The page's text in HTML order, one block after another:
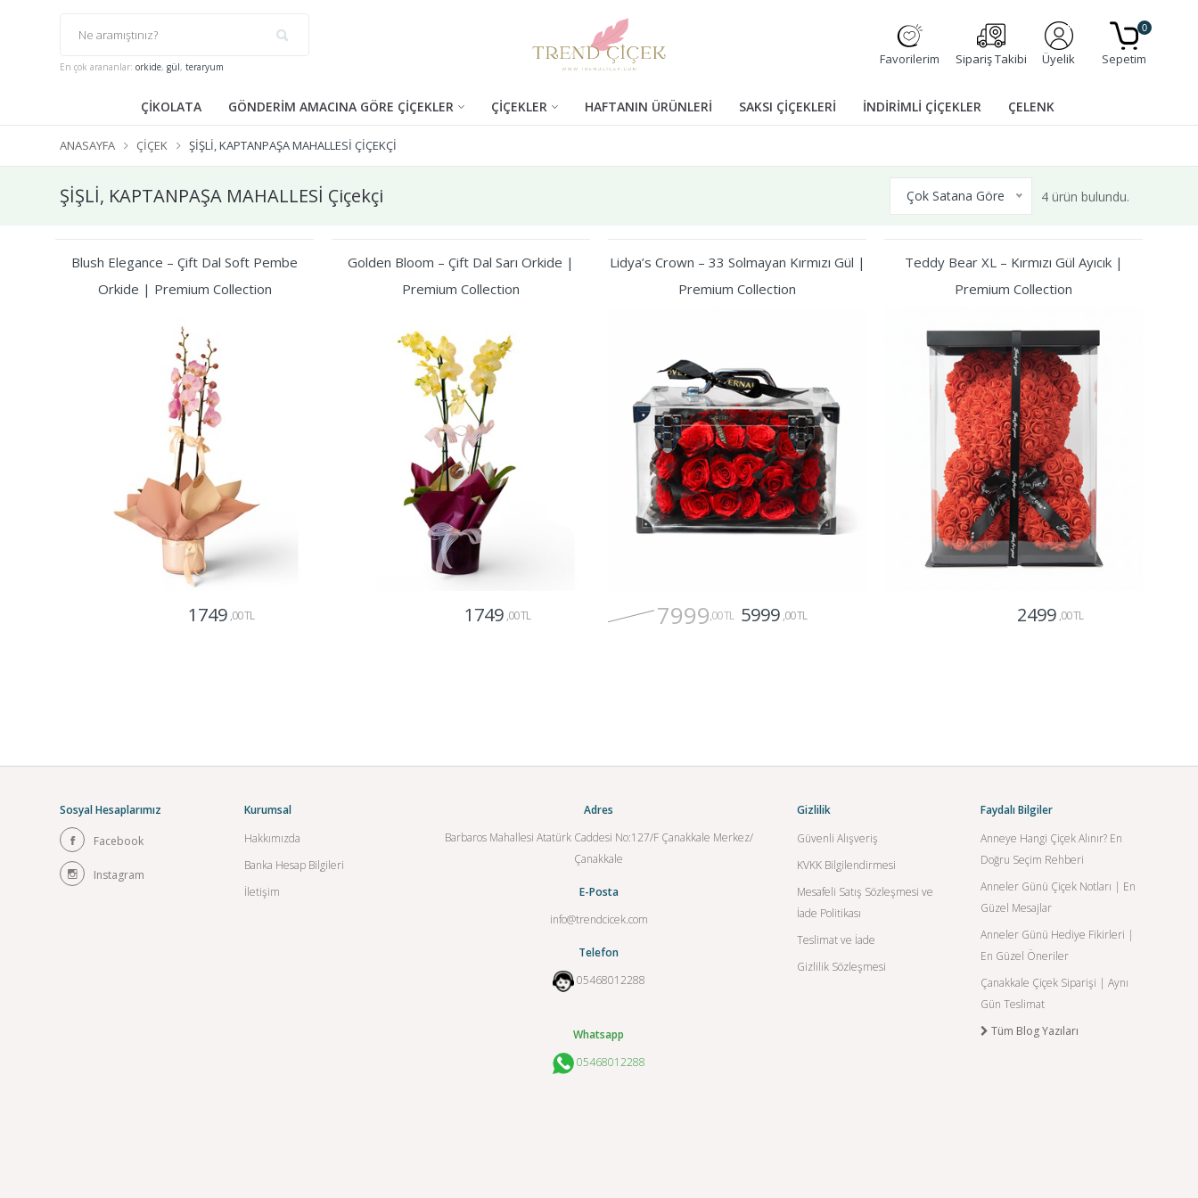
En çok arananlar: orkide, gül, teraryum Favorilerim Sipariş Takibi Üyelik Sepetim
0
ÇİKOLATA GÖNDERİM AMACINA GÖRE ÇİÇEKLER ÇİÇEKLER HAFTANIN ÜRÜNLERİ SAKSI ÇİÇEKLERİ İNDİRİMLİ ÇİÇEKLER ÇELENK
ANASAYFA ÇIÇEK ŞİŞLİ, KAPTANPAŞA MAHALLESİ ÇIÇEKÇI
ŞİŞLİ, KAPTANPAŞA MAHALLESİ Çiçekçi Çok Satana Göre 4 ürün bulundu.
Blush Elegance – Çift Dal Soft Pembe
Orkide | Premium Collection
1749 ,00 TL
Golden Bloom – Çift Dal Sarı Orkide |
Premium Collection
1749 ,00 TL
Lidya’s Crown – 33 Solmayan Kırmızı Gül |
Premium Collection
7999,00 TL 5999 ,00 TL
Teddy Bear XL – Kırmızı Gül Ayıcık |
Premium Collection
2499 ,00 TL
Sosyal Hesaplarımız
Facebook
Instagram
Kurumsal
Hakkımızda
Banka Hesap Bilgileri
İletişim
Adres
Barbaros Mahallesi Atatürk Caddesi No:127/F Çanakkale Merkez/
Çanakkale
E-Posta
info@trendcicek.com
Telefon
05468012288
Whatsapp
05468012288
Gizlilik
Güvenli Alışveriş
KVKK Bilgilendirmesi
Mesafeli Satış Sözleşmesi ve
İade Politikası
Teslimat ve İade
Gizlilik Sözleşmesi
Faydalı Bilgiler
Anneye Hangi Çiçek Alınır? En
Doğru Seçim Rehberi
Anneler Günü Çiçek Notları | En
Güzel Mesajlar
Anneler Günü Hediye Fikirleri |
En Güzel Öneriler
Çanakkale Çiçek Siparişi | Aynı
Gün Teslimat
Tüm Blog Yazıları